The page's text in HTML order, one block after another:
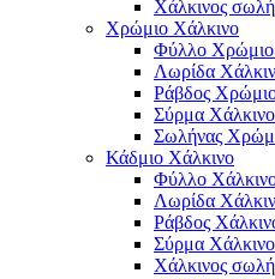
Χάλκινος
Χρώμιο Χάλκινο
Φύλλο
Λωρίδα
Ράβδος
Σύρμα
Σωλήνας
Κάδμιο Χάλκινο
Φύλλο
Λωρίδα
Ράβδος
Σύρμα
Χάλκινος